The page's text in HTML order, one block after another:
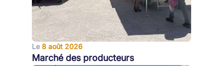
Le 8 août 2026
Marché des producteurs